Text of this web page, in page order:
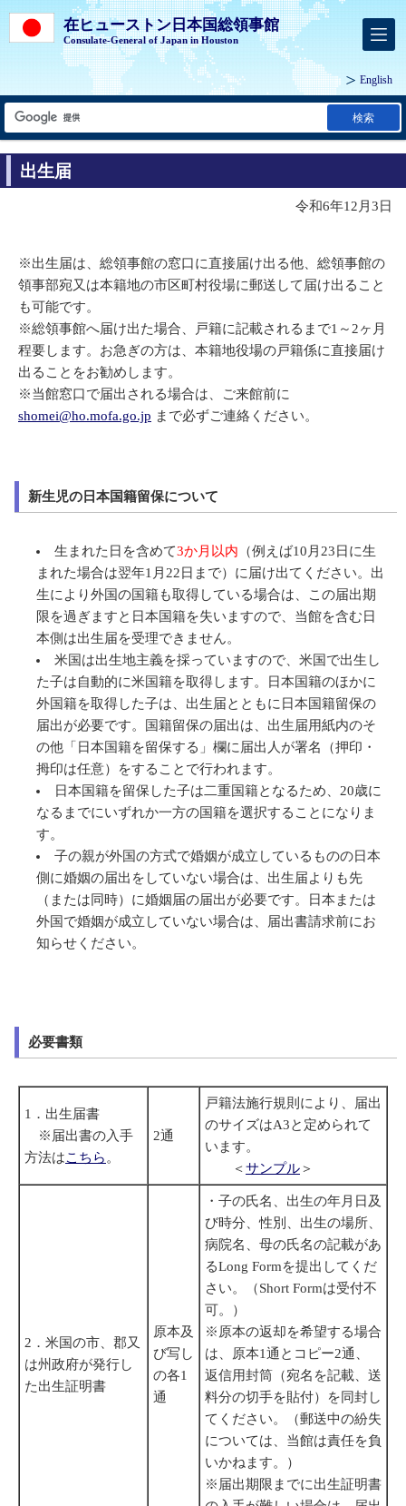
在ヒューストン日本国総領事館
Consulate-General of Japan in Houston
English
検索
出生届
令和6年12月3日
※出生届は、総領事館の窓口に直接届け出る他、総領事館の
領事部宛又は本籍地の市区町村役場に郵送して届け出ること
も可能です。
※総領事館へ届け出た場合、戸籍に記載されるまで1～2ヶ月
程要します。お急ぎの方は、本籍地役場の戸籍係に直接届け
出ることをお勧めします。
※当館窓口で届出される場合は、ご来館前に
shomei@ho.mofa.go.jp まで必ずご連絡ください。
​新生児の日本国籍留保について
生まれた日を含めて3か月以内 （例えば10月23日に生
まれた場合は翌年1月22日まで）に届け出てください。出
生により外国の国籍も取得している場合は、この届出期
限を過ぎますと日本国籍を失いますので、当館を含む日
本側は出生届を受理できません。
米国は出生地主義を採っていますので、米国で出生し
た子は自動的に米国籍を取得します。日本国籍のほかに
外国籍を取得した子は、出生届とともに日本国籍留保の
届出が必要です。国籍留保の届出は、出生届用紙内のそ
の他「日本国籍を留保する」欄に届出人が署名（押印・
拇印は任意）をすることで行われます。
日本国籍を留保した子は二重国籍となるため、20歳に
なるまでにいずれか一方の国籍を選択することになりま
す。
子の親が外国の方式で婚姻が成立しているものの日本
側に婚姻の届出をしていない場合は、出生届よりも先
（または同時）に婚姻届の届出が必要です。日本または
外国で婚姻が成立していない場合は、届出書請求前にお
知らせください。
必要書類
1．出生届書
※届出書の入手
方法はこちら。
2通
戸籍法施行規則により、届出
のサイズはA3と定められて
います。
＜サンプル＞
2．米国の市、郡又
は州政府が発行し
た出生証明書
原本及
び写し
の各1
通
・子の氏名、出生の年月日及
び時分、性別、出生の場所、
病院名、母の氏名の記載があ
るLong Formを提出してくだ
さい。（Short Formは受付不
可。）
※原本の返却を希望する場合
は、原本1通とコピー2通、
返信用封筒（宛名を記載、送
料分の切手を貼付）を同封し
てください。（郵送中の紛失
については、当館は責任を負
いかねます。）
※届出期限までに出生証明書